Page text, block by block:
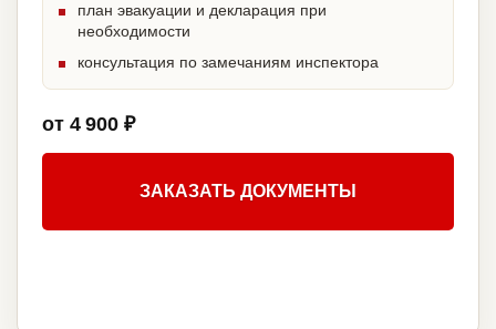
план эвакуации и декларация при
необходимости
консультация по замечаниям инспектора
от 4 900 ₽
ЗАКАЗАТЬ ДОКУМЕНТЫ